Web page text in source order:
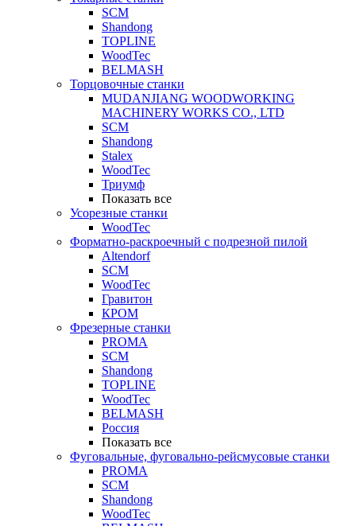
SCM
Shandong
TOPLINE
WoodTec
BELMASH
Торцовочные станки
MUDANJIANG WOODWORKING
MACHINERY WORKS CO., LTD
SCM
Shandong
Stalex
WoodTec
Триумф
Показать все
Усорезные станки
WoodTec
Форматно-раскроечный с подрезной пилой
Altendorf
SCM
WoodTec
Гравитон
КРОМ
Фрезерные станки
PROMA
SCM
Shandong
TOPLINE
WoodTec
BELMASH
Россия
Показать все
Фуговальные, фуговально-рейсмусовые станки
PROMA
SCM
Shandong
WoodTec